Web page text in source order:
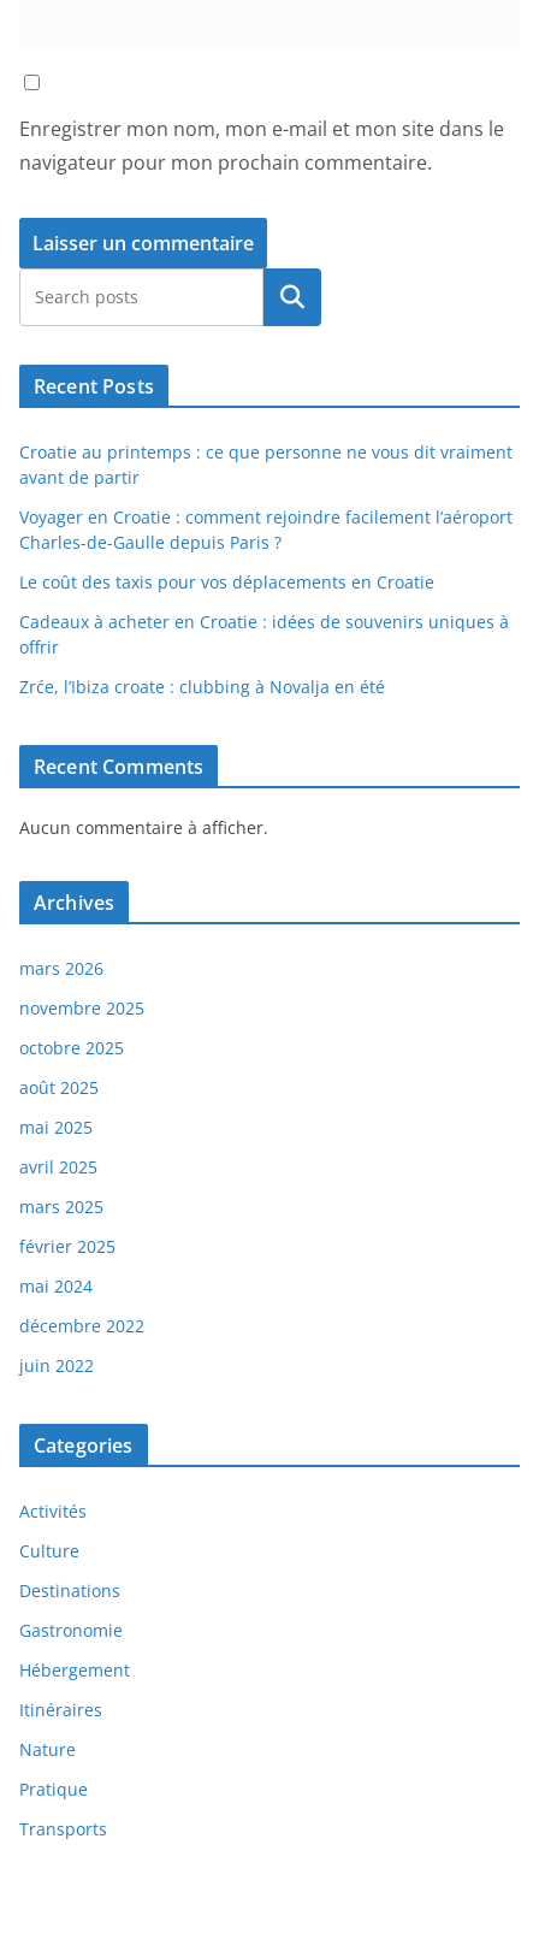
Enregistrer mon nom, mon e-mail et mon site dans le
navigateur pour mon prochain commentaire.
Rechercher
Recent Posts
Croatie au printemps : ce que personne ne vous dit vraiment
avant de partir
Voyager en Croatie : comment rejoindre facilement l’aéroport
Charles-de-Gaulle depuis Paris ?
Le coût des taxis pour vos déplacements en Croatie
Cadeaux à acheter en Croatie : idées de souvenirs uniques à
offrir
Zrće, l’Ibiza croate : clubbing à Novalja en été
Recent Comments
Aucun commentaire à afficher.
Archives
mars 2026
novembre 2025
octobre 2025
août 2025
mai 2025
avril 2025
mars 2025
février 2025
mai 2024
décembre 2022
juin 2022
Categories
Activités
Culture
Destinations
Gastronomie
Hébergement
Itinéraires
Nature
Pratique
Transports